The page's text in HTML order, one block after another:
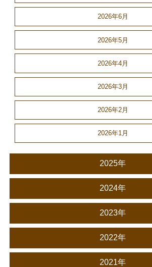
2026年6月
2026年5月
2026年4月
2026年3月
2026年2月
2026年1月
2025年
2024年
2023年
2022年
2021年